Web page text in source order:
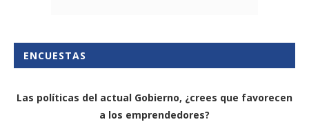
ENCUESTAS
Las políticas del actual Gobierno, ¿crees que favorecen
a los emprendedores?